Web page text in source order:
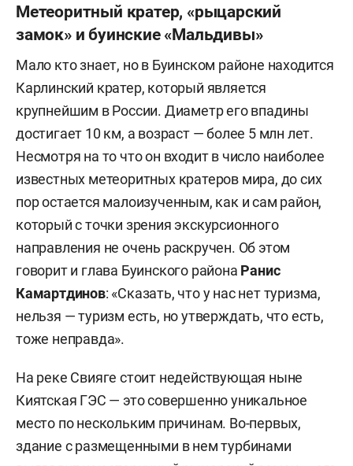
Метеоритный кратер, «рыцарский
замок» и буинские «Мальдивы»
Мало кто знает, но в Буинском районе находится
Карлинский кратер, который является
крупнейшим в России. Диаметр его впадины
достигает 10 км, а возраст — более 5 млн лет.
Несмотря на то что он входит в число наиболее
известных метеоритных кратеров мира, до сих
пор остается малоизученным, как и сам район,
который с точки зрения экскурсионного
направления не очень раскручен. Об этом
говорит и глава Буинского района Ранис
Камартдинов: «Сказать, что у нас нет туризма,
нельзя — туризм есть, но утверждать, что есть,
тоже неправда».
На реке Свияге стоит недействующая ныне
Киятская ГЭС — это совершенно уникальное
место по нескольким причинам. Во-первых,
здание с размещенными в нем турбинами